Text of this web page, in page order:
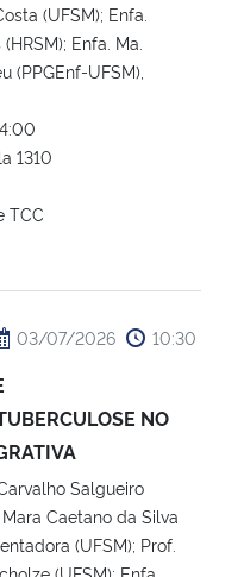
(UFSM); Enfa.
Enfa. Ma.
(PPGEnf-UFSM),
1310
TCC
03/07/2026 10:30
NO
Salgueiro
Caetano da Silva
(UFSM); Prof.
(UFSM); Enfa.